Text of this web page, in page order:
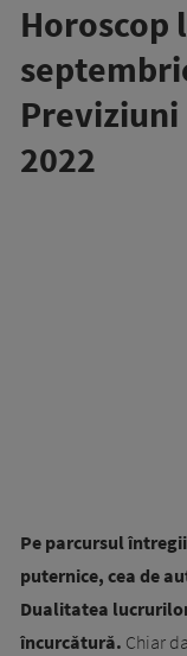
Horoscop
2022
Pe parcursul
puternice, cea de
Dualitatea
încurcătură. Chiar